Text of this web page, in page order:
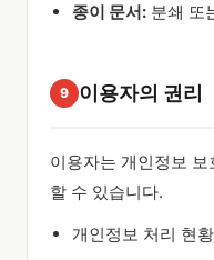
종이 문서: 분쇄 또
9 이용자의 권리
이용자는 개인정보
할 수 있습니다.
개인정보 처리 현